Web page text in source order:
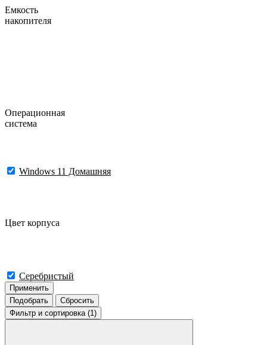
Емкость
накопителя
Операционная
система
Windows 11 Домашняя
Цвет корпуса
Серебристый
Применить
Подобрать
Сбросить
Фильтр и сортировка (1)